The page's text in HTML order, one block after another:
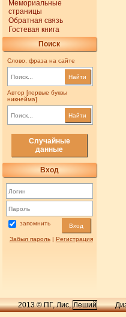
Мемориальные
страницы
Обратная связь
Гостевая книга
Поиск
Слово, фраза на сайте
Найти
Автор [первые буквы
никнейма]
Найти
Случайные
данные
Вход
запомнить Вход
Забыл пароль| Регистрация
2013 © ПГ, Лис,Леший